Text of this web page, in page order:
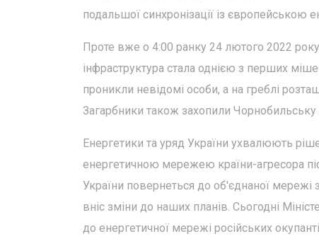
подальшої синхронізації із європейською
Проте вже о 4:00 ранку 24 лютого 2022
інфраструктура стала однією з перших
проникли невідомі особи, а на греблі
Загарбники також захопили
Енергетики та уряд України ухвалюють
енергетичною мережею країни-агресора
України повернеться до об'єднаної мережі
вніс зміни до наших планів. Сьогодні
до енергетичної мережі російських